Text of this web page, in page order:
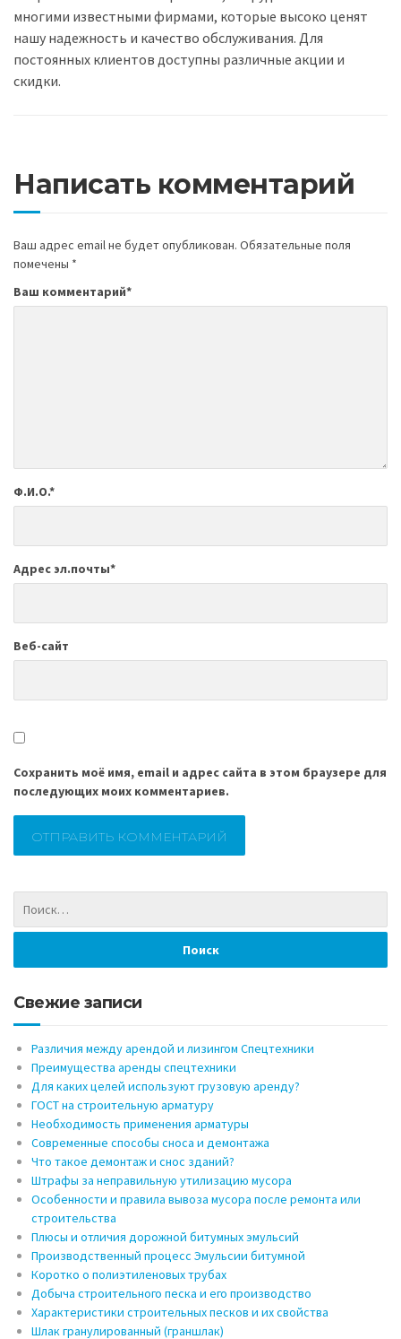
многими известными фирмами, которые высоко ценят
нашу надежность и качество обслуживания. Для
постоянных клиентов доступны различные акции и
скидки.
Написать комментарий
Ваш адрес email не будет опубликован. Обязательные поля
помечены *
Ваш комментарий*
Ф.И.О.*
Адрес эл.почты*
Веб-сайт
Сохранить моё имя, email и адрес сайта в этом браузере для
последующих моих комментариев.
Свежие записи
Различия между арендой и лизингом Спецтехники
Преимущества аренды спецтехники
Для каких целей используют грузовую аренду?
ГОСТ на строительную арматуру
Необходимость применения арматуры
Современные способы сноса и демонтажа
Что такое демонтаж и снос зданий?
Штрафы за неправильную утилизацию мусора
Особенности и правила вывоза мусора после ремонта или
строительства
Плюсы и отличия дорожной битумных эмульсий
Производственный процесс Эмульсии битумной
Коротко о полиэтиленовых трубах
Добыча строительного песка и его производство
Характеристики строительных песков и их свойства
Шлак гранулированный (граншлак)